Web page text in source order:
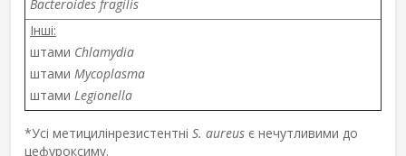
Bacteroides fragilis
Інші:
штами Chlamydia
штами Mycoplasma
штами Legionella
*Усі метицилінрезистентні S. aureus є нечутливими до
цефуроксиму.